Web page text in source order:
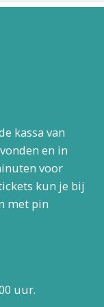
kassa van
en in
voor
kun je bij
met pin
uur.